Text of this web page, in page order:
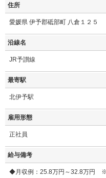
住所
愛媛県 伊予郡砥部町 八倉１２５
沿線名
JR予讃線
最寄駅
北伊予駅
雇用形態
正社員
給与備考
◆月収例：25.8万円～32.8万円